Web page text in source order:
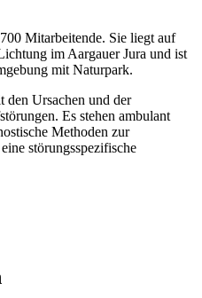
Mitarbeitende. Sie liegt auf
im Aargauer Jura und ist
mit Naturpark.
den Ursachen und der
Es stehen ambulant
Methoden zur
störungsspezifische